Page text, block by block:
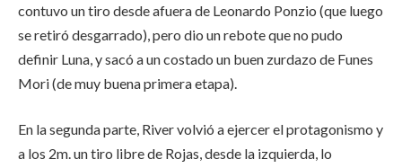
contuvo un tiro desde afuera de Leonardo Ponzio (que luego
se retiró desgarrado), pero dio un rebote que no pudo
definir Luna, y sacó a un costado un buen zurdazo de Funes
Mori (de muy buena primera etapa).
En la segunda parte, River volvió a ejercer el protagonismo y
a los 2m. un tiro libre de Rojas, desde la izquierda, lo